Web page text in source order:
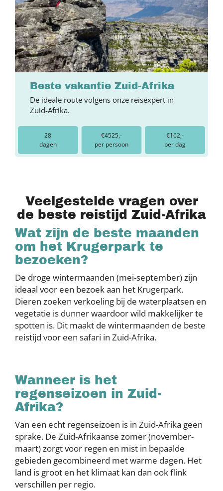
Beste vakantie Zuid-Afrika
De ideale route volgens onze reisexpert in
Zuid-Afrika.
28
dagen
€4525,-
per persoon
€162,-
per dag
Veelgestelde vragen over
de beste reistijd Zuid-Afrika
Wat zijn de beste maanden
om het Krugerpark te
bezoeken?
De droge wintermaanden (mei-september) zijn
ideaal voor een bezoek aan het Krugerpark.
Dieren zoeken verkoeling bij de waterplaatsen en
vegetatie is dunner waardoor wild makkelijker te
spotten is. Dit maakt de wintermaanden de beste
reistijd voor een safari in Zuid-Afrika.
Wanneer is het
regenseizoen in Zuid-
Afrika?
Van een echt regenseizoen is in Zuid-Afrika geen
sprake. De Zuid-Afrikaanse zomer (november-
maart) zorgt voor regen en mist in bepaalde
gebieden gecombineerd met warme dagen. Het
land is groot en het klimaat kan dan ook flink
verschillen per regio.